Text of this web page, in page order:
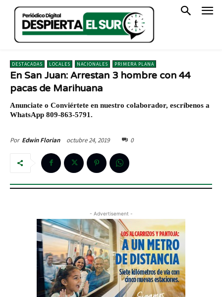
DESTACADAS LOCALES NACIONALES PRIMERA PLANA
En San Juan: Arrestan 3 hombre con 44
pacas de Marihuana
Anunciate o Conviértete en nuestro colaborador, escríbenos a
WhatsApp 809-863-5791.
Por Edwin Florian octubre 24, 2019 0
- Advertisement -